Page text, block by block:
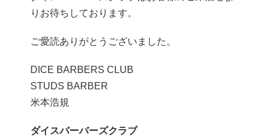
りお待ちしております。
ご愛読ありがとうございました。
DICE BARBERS CLUB
STUDS BARBER
米本浩規
ダイスバーバーズクラブ